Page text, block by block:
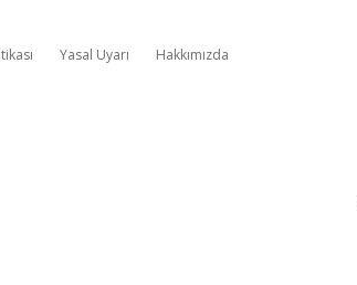
Yasal Uyarı Hakkımızda